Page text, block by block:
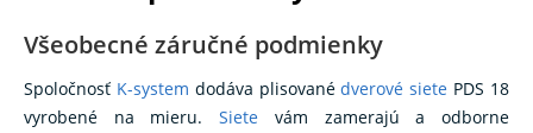
Všeobecné záručné podmienky
Spoločnosť K-system dodáva plisovanédverové siete PDS 18
vyrobené na mieru.Siete vám zamerajú a odborne